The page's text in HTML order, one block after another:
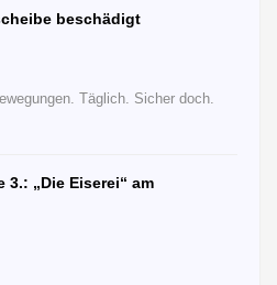
beschädigt
Täglich. Sicher doch.
3.: „Die Eiserei“ am